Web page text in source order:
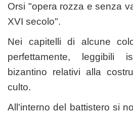
Orsi "opera rozza e senza
XVI secolo".
Nei capitelli di alcune
perfettamente, leggibili
bizantino relativi alla
culto.
All'interno del battistero si